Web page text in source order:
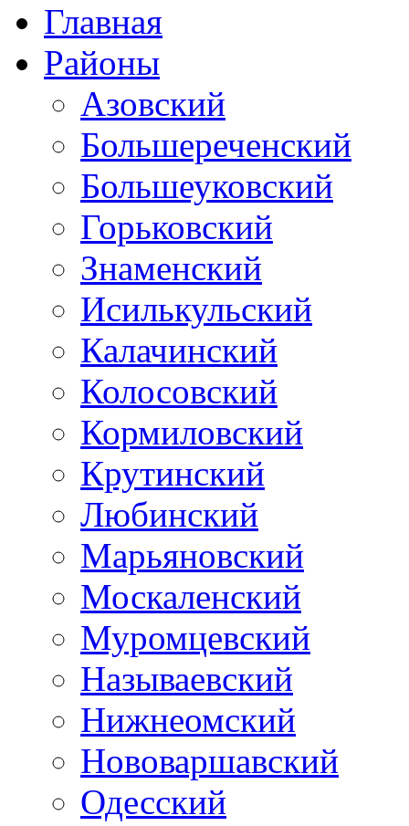
Главная
Районы
Азовский
Большереченский
Большеуковский
Горьковский
Знаменский
Исилькульский
Калачинский
Колосовский
Кормиловский
Крутинский
Любинский
Марьяновский
Москаленский
Муромцевский
Называевский
Нижнеомский
Нововаршавский
Одесский